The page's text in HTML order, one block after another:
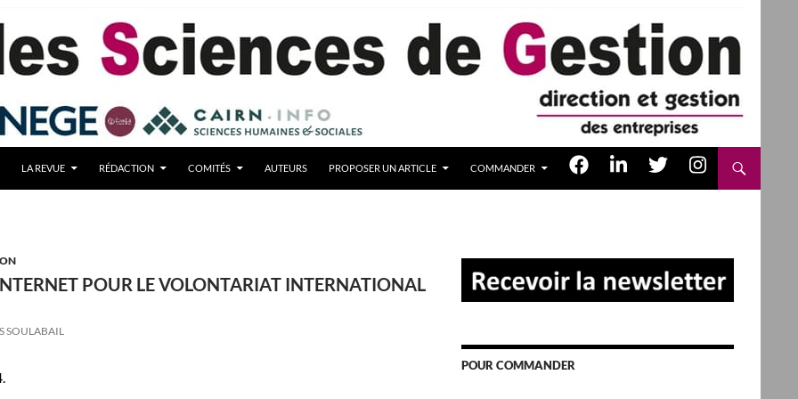
LA REVUE RÉDACTION COMITÉS AUTEURS PROPOSER UN ARTICLE COMMANDER
POUR LE VOLONTARIAT INTERNATIONAL
SOULABAIL
POUR COMMANDER